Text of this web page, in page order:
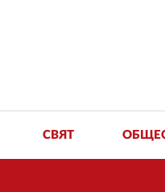
СВЯТ